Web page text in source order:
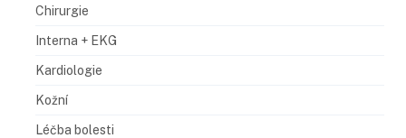
Chirurgie
Interna + EKG
Kardiologie
Kožní
Léčba bolesti